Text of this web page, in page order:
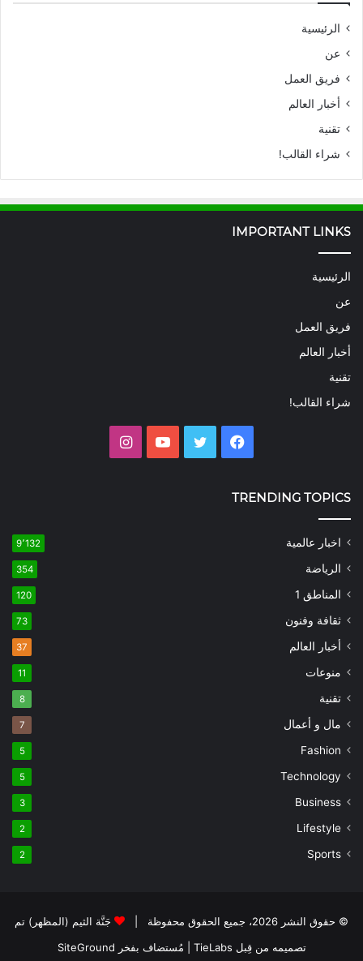
الرئيسية
عن
فريق العمل
أخبار العالم
تقنية
شراء القالب!
IMPORTANT LINKS
الرئيسية
عن
فريق العمل
أخبار العالم
تقنية
شراء القالب!
فيسبوك تويتر يوتيوب
TRENDING TOPICS
اخبار عالمية 9٬132
الرياضة 354
المناطق 1 120
ثقافة وفنون 73
أخبار العالم 37
منوعات 11
تقنية 8
مال و أعمال 7
Fashion
5
Technology
5
Business
3
Lifestyle
2
Sports
2
© حقوق النشر 2026، جميع الحقوق محفوظة |
جَنَّة الثيم (المظهر) تم
تصميمه من قِبل TieLabs
| مُستضاف بفخر SiteGround